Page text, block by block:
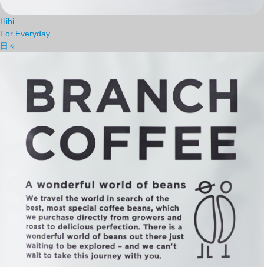
Hibi
For Everyday
日々